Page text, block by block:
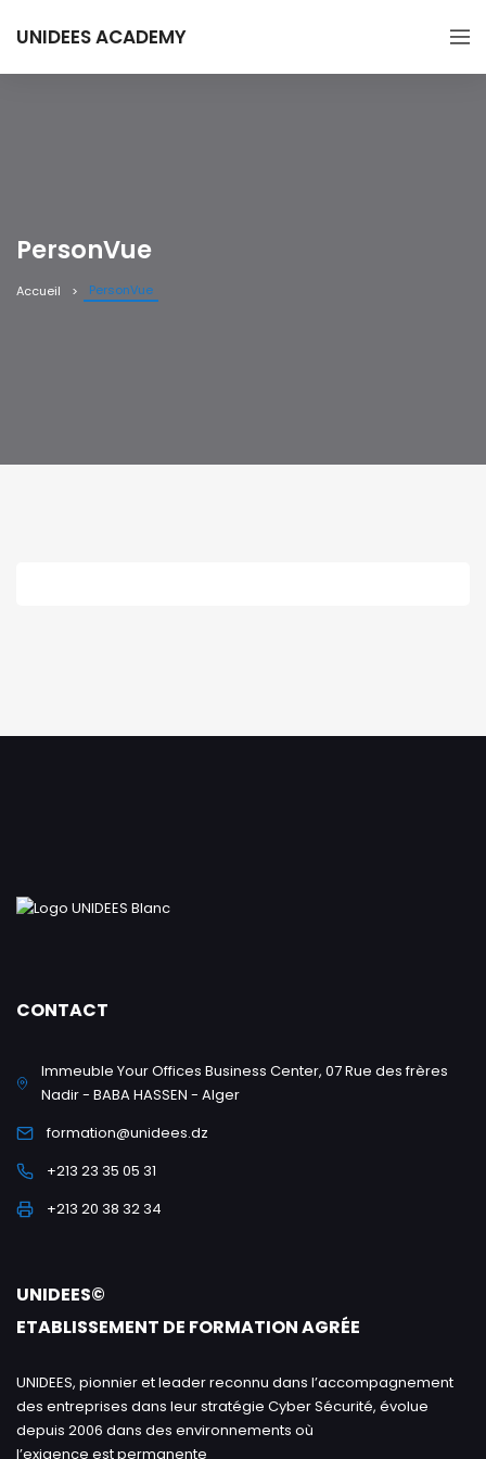
UNIDEES ACADEMY
PersonVue
Accueil PersonVue
CONTACT
Immeuble Your Offices Business Center, 07 Rue des frères
Nadir - BABA HASSEN - Alger
formation@unidees.dz
+213 23 35 05 31
+213 20 38 32 34
UNIDEES©
ETABLISSEMENT DE FORMATION AGRÉE
UNIDEES, pionnier et leader reconnu dans l’accompagnement
des entreprises dans leur stratégie Cyber Sécurité, évolue
depuis 2006 dans des environnements où
l’exigence est permanente